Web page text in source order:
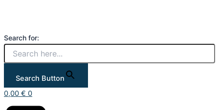
Search for:
Search Button
0,00 € 0